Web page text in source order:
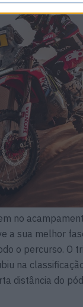
no
a sua melhor
o percurso. O
na
distância do